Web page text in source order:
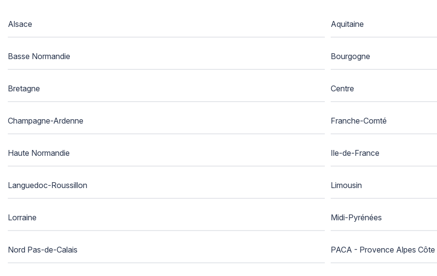
Alsace Aquitaine
Basse Normandie Bourgogne
Bretagne Centre
Champagne-Ardenne Franche-Comté
Haute Normandie Ile-de-France
Languedoc-Roussillon Limousin
Lorraine Midi-Pyrénées
Nord Pas-de-Calais PACA - Provence Alpes